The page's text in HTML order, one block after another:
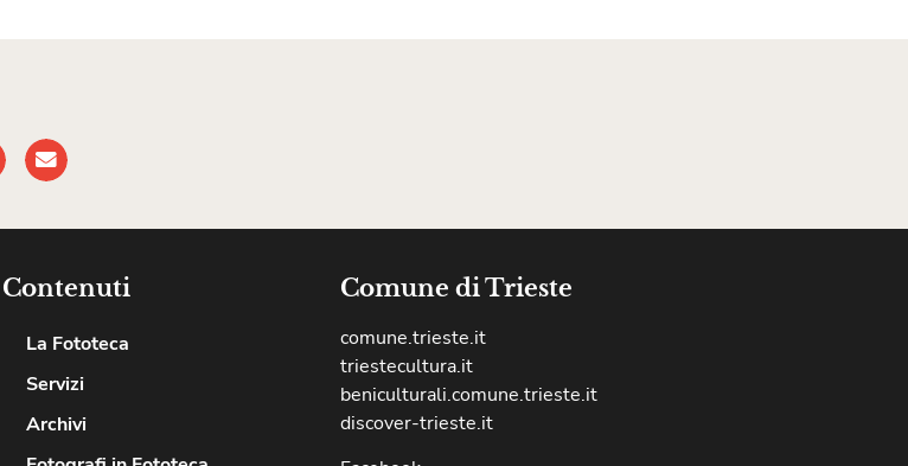
Contenuti
La Fototeca
Servizi
Archivi
Comune di Trieste
comune.trieste.it
triestecultura.it
beniculturali.comune.trieste.it
discover-trieste.it